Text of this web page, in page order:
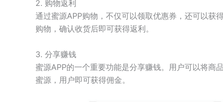
2. 购物返利
通过蜜源APP购物，不仅可以领取优惠券，还可以获
购物，确认收货后即可获得返利。
3. 分享赚钱
蜜源APP的一个重要功能是分享赚钱。用户可以将商
蜜源，用户即可获得佣金。